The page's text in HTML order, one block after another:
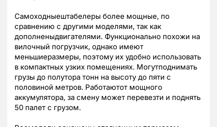
Самоходныештабелеры более мощные, по
сравнению с другими моделями, так как
дополненыдвигателями. Функционально похожи на
вилочный погрузчик, однако имеют
меньшиеразмеры, поэтому их удобно использовать
в компактных узких помещениях. Могутподнимать
грузы до полутора тонн на высоту до пяти с
половиной метров. Работаютот мощного
аккумулятора, за смену может перевезти и поднять
50 палет с грузом.